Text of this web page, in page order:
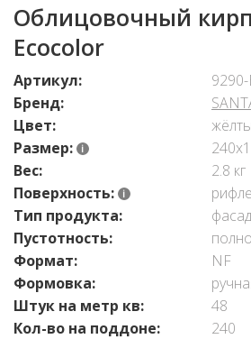
Облицовочный
Ecocolor
Артикул:
9290-
Бренд:
Цвет:
Размер:
Вес:
2.8 кг
Поверхность:
Тип продукта:
Пустотность:
Формат:
NF
Формовка:
Штук на метр кв:
48
Кол-во на поддоне:
240